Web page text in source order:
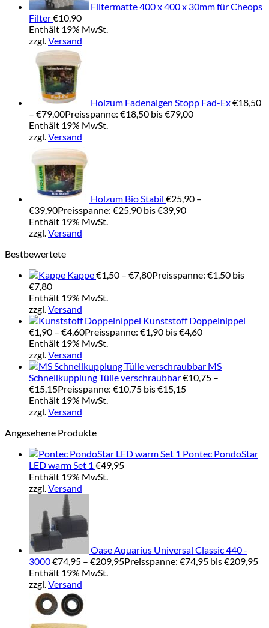
Filtermatte 400 x 400 x 30mm für Cheops
Filter€10,90
Enthält 19% MwSt.
zzgl.Versand
Holzum Fadenalgen Stopp Fad-Ex€18,50
– €79,00Preisspanne: €18,50 bis €79,00
Enthält 19% MwSt.
zzgl.Versand
Holzum Bio Stabil €25,90 –
€39,90Preisspanne: €25,90 bis €39,90
Enthält 19% MwSt.
zzgl.Versand
Bestbewertete
Kappe€1,50 – €7,80Preisspanne: €1,50 bis
€7,80
Enthält 19% MwSt.
zzgl.Versand
Kunststoff Doppelnippel
€1,90 – €4,60Preisspanne: €1,90 bis €4,60
Enthält 19% MwSt.
zzgl.Versand
MS
Schnellkupplung Tülle verschraubbar€10,75 –
€15,15Preisspanne: €10,75 bis €15,15
Enthält 19% MwSt.
zzgl.Versand
Angesehene Produkte
Pontec PondoStar
LED warm Set 1 €49,95
Enthält 19% MwSt.
zzgl.Versand
Oase Aquarius Universal Classic 440 -
3000€74,95 – €209,95Preisspanne: €74,95 bis €209,95
Enthält 19% MwSt.
zzgl.Versand